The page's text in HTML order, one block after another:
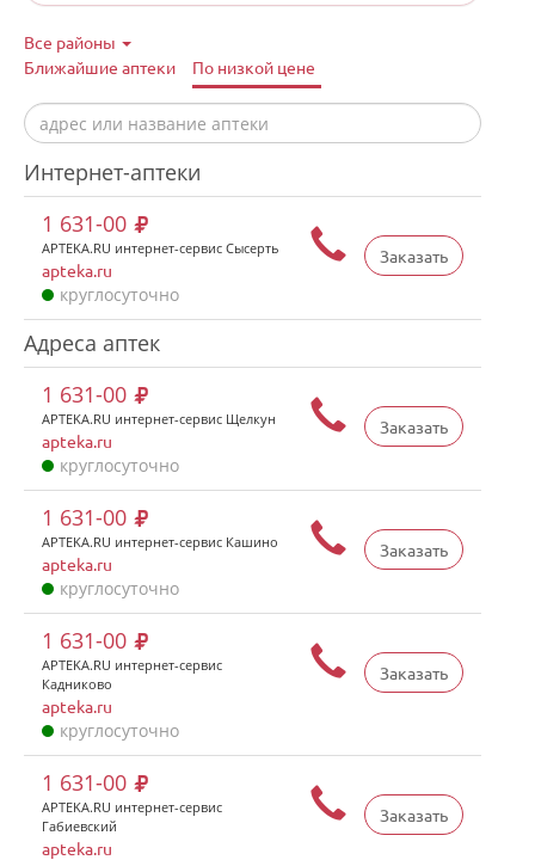
Все районы
Ближайшие аптеки
По низкой цене
Интернет-аптеки
Заказать
1 631-00
APTEKA.RU интернет-сервис Сысерть
apteka.ru
круглосуточно
Адреса аптек
Заказать
1 631-00
APTEKA.RU интернет-сервис Щелкун
apteka.ru
круглосуточно
Заказать
1 631-00
APTEKA.RU интернет-сервис Кашино
apteka.ru
круглосуточно
Заказать
1 631-00
APTEKA.RU интернет-сервис
Кадниково
apteka.ru
круглосуточно
Заказать
1 631-00
APTEKA.RU интернет-сервис
Габиевский
apteka.ru